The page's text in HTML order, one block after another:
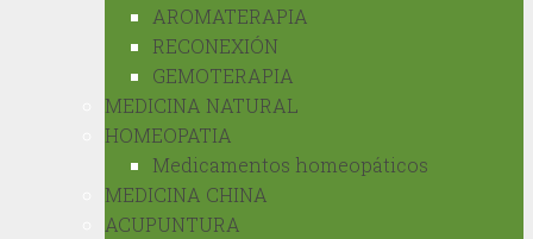
AROMATERAPIA
RECONEXIÓN
GEMOTERAPIA
MEDICINA NATURAL
HOMEOPATIA
Medicamentos homeopáticos
MEDICINA CHINA
ACUPUNTURA